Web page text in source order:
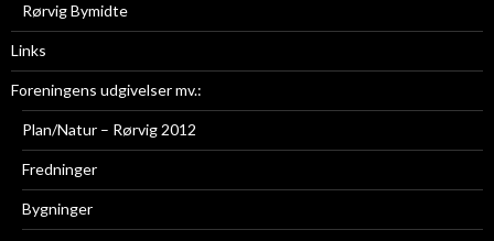
Rørvig Bymidte
Links
Foreningens udgivelser mv.:
Plan/Natur – Rørvig 2012
Fredninger
Bygninger